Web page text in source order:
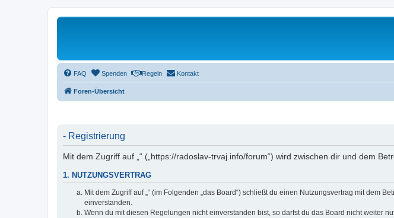
FAQ Spenden Regeln Kontakt
Foren-Übersicht
- Registrierung
Mit dem Zugriff auf „“ („https://radoslav-trvaj.info/forum“) wird zwischen dir und dem
1. NUTZUNGSVERTRAG
Mit dem Zugriff auf „“ (im Folgenden „das Board“) schließt du einen Nutzungsvertrag mit dem
einverstanden.
Wenn du mit diesen Regelungen nicht einverstanden bist, so darfst du das Board nicht weiter